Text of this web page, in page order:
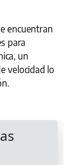
encuentran
para
un
velocidad lo